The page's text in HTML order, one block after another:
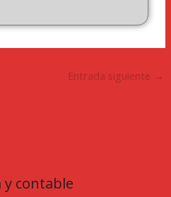
Entrada siguiente →
contable